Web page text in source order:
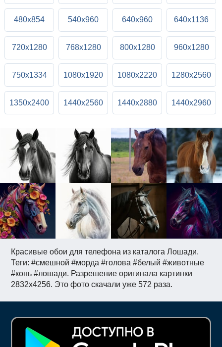
Красивые обои для телефона из каталога Лошади.
Теги: #смешной #морда #голова #белый #животные
#конь #лошади. Разрешение оригинала картинки
2832x4256. Это фото скачали уже 572 раза.
480x854 540x960 640x960 640x1136
720x1280 768x1280 800x1280 960x1280
750x1334 1080x1920 1080x2220 1280x2560
1350x2400 1440x2560 1440x2880 1440x2960